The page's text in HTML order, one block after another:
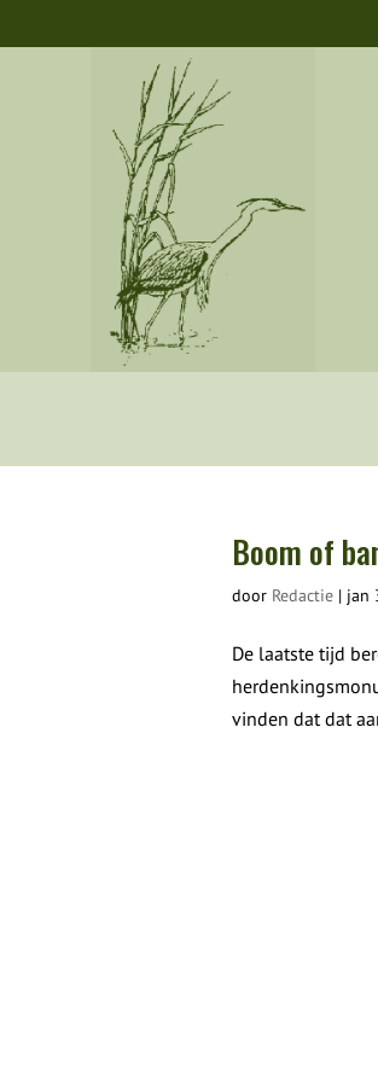
Boom of
door Redactie | jan
De laatste tijd
vinden dat dat